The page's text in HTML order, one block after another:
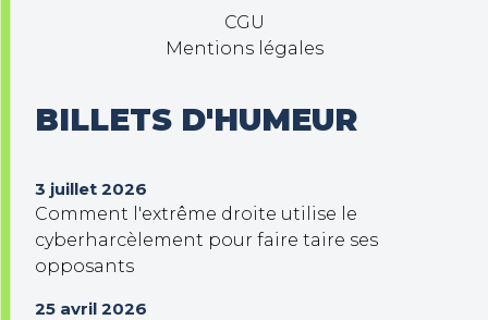
CGU
Mentions légales
BILLETS D'HUMEUR
3 juillet 2026
Comment l'extrême droite utilise le
cyberharcèlement pour faire taire ses
opposants
25 avril 2026